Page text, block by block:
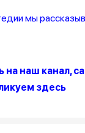
мы
на наш канал,
здесь